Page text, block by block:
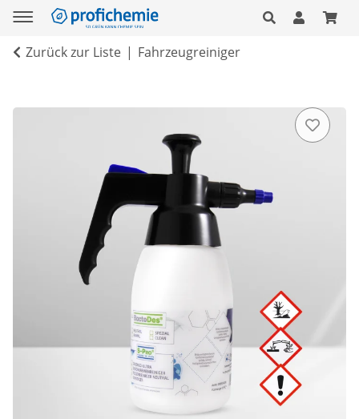
Zurück zur Liste Fahrzeugreiniger